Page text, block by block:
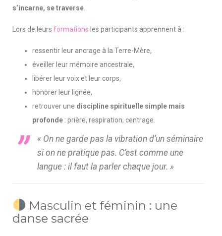
s’incarne, se traverse.
Lors de leurs formations les participants apprennent à :
ressentir leur ancrage à la Terre-Mère,
éveiller leur mémoire ancestrale,
libérer leur voix et leur corps,
honorer leur lignée,
retrouver une discipline spirituelle simple mais
profonde : prière, respiration, centrage.
« On ne garde pas la vibration d’un séminaire
si on ne pratique pas. C’est comme une
langue : il faut la parler chaque jour. »
Masculin et féminin : une
danse sacrée